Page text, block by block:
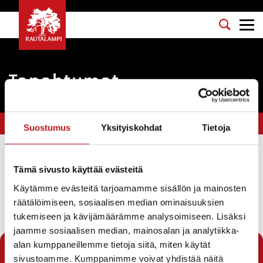
Suostumus Yksityiskohdat Tietoja
Tämä sivusto käyttää evästeitä
Käytämme evästeitä tarjoamamme sisällön ja mainosten
räätälöimiseen, sosiaalisen median ominaisuuksien
tukemiseen ja kävijämäärämme analysoimiseen. Lisäksi
jaamme sosiaalisen median, mainosalan ja analytiikka-
alan kumppaneillemme tietoja siitä, miten käytät
sivustoamme. Kumppanimme voivat yhdistää näitä
Tapahtumat
Olet tässä:Etusivu teatteri>Sivu 3
Suodata
1 2 3